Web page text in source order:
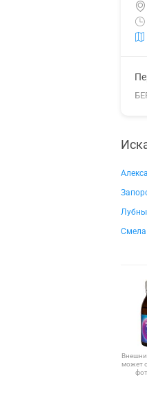
Лубны
Смела
может